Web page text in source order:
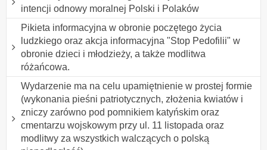
intencji odnowy moralnej Polski i Polaków
Pikieta informacyjna w obronie poczętego życia
ludzkiego oraz akcja informacyjna "Stop Pedofilii" w
obronie dzieci i młodzieży, a także modlitwa
różańcowa.
Wydarzenie ma na celu upamiętnienie w prostej formie
(wykonania pieśni patriotycznych, złożenia kwiatów i
zniczy zarówno pod pomnikiem katyńskim oraz
cmentarzu wojskowym przy ul. 11 listopada oraz
modlitwy za wszystkich walczących o polską